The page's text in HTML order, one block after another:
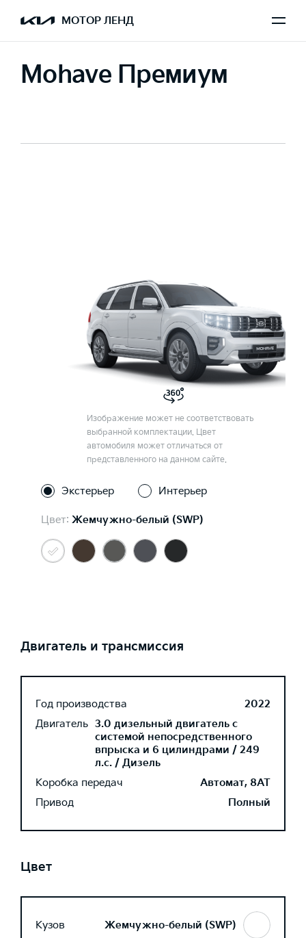
МОТОР ЛЕНД
Mohave Премиум
Изображение может не соответствовать
выбранной комплектации. Цвет
автомобиля может отличаться от
представленного на данном сайте.
Экстерьер Интерьер
Цвет: Жемчужно-белый (SWP)
Двигатель и трансмиссия
Год производства
2022
Двигатель 3.0 дизельный двигатель с
системой непосредственного
впрыска и 6 цилиндрами / 249
л.с. / Дизель
Коробка передач
Автомат, 8AT
Привод
Полный
Цвет
Кузов Жемчужно-белый (SWP)